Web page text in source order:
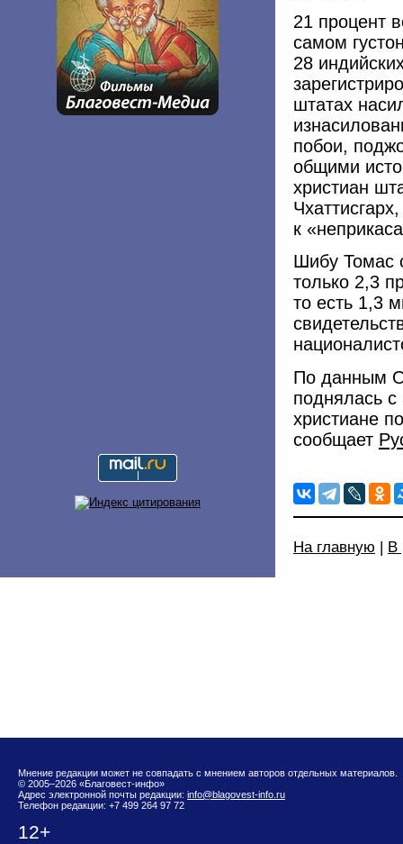
21 процент
самом
28
штатах
побои,
общими
христиан
к
Шибу Томас
только 2,3
то есть 1,3
По данным
поднялась с
христиане
сообщает
На главную В
Мнение редакции может не совпадать с мнением авторов отдельных материалов.
© 2005–2026 «Благовест-инфо»
Адрес электронной почты редакции: info@blagovest-info.ru
Телефон редакции: +7 499 264 97 72
12+